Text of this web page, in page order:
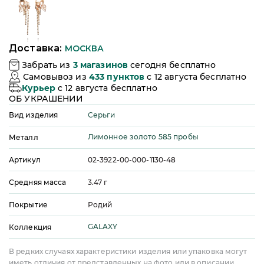
Доставка: МОСКВА
Забрать из 3магазинов сегодня бесплатно
Самовывоз из 433 пунктов c 12 августа бесплатно
Курьер c 12 августа бесплатно
ОБ УКРАШЕНИИ
Вид изделия Серьги
Металл Лимонное золото 585 пробы
Артикул 02-3922-00-000-1130-48
Средняя масса 3.47 г
Покрытие Родий
Коллекция GALAXY
В редких случаях характеристики изделия или упаковка могут